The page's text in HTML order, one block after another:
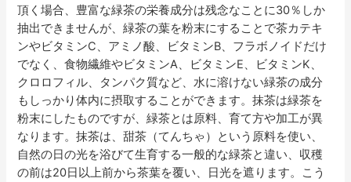
頂く場合、豊富な緑茶の栄養成分は残念なことに30％しか
抽出できませんが、緑茶の葉を粉末にすることで茶カテキ
ンやビタミンC、アミノ酸、ビタミンB、フラボノイドだけ
でなく、食物繊維やビタミンA、ビタミンE、ビタミンK、
クロロフィル、タンパク質など、水に溶けない緑茶の成分
もしっかり体内に摂取することができます。抹茶は緑茶を
粉末にしたものですが、緑茶とは原料、育て方や加工が異
なります。抹茶は、甜茶（てんちゃ）という原料を使い、
自然の日の光を浴びて生育する一般的な緑茶と違い、収穫
の前は20日以上前から茶葉を覆い、日光を遮ります。こう